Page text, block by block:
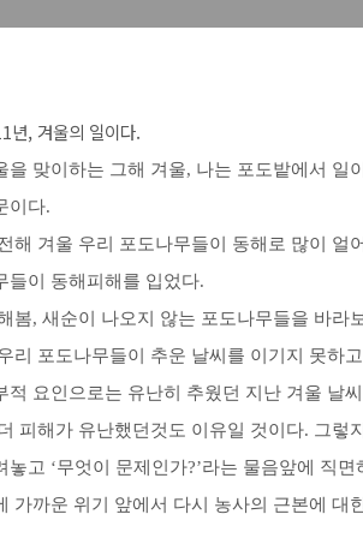
년, 겨울의 일이다.
을 맞이하는 그해 겨울, 나는 포도밭에서 일
이다.
해 겨울 우리 포도나무들이 동해로 많이 얼
들이 동해피해를 입었다.
봄, 새순이 나오지 않는 포도나무들을 바라
리 포도나무들이 추운 날씨를 이기지 못하
적 요인으로는 유난히 추웠던 지난 겨울 날
피해가 유난했던것도 이유일 것이다. 그렇
놓고 ‘무엇이 문제인가?’라는 물음앞에 직
가까운 위기 앞에서 다시 농사의 근본에 대